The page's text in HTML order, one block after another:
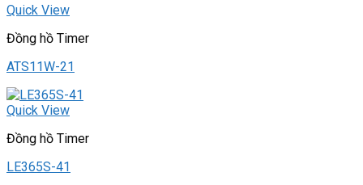
Quick View
Đồng hồ Timer
ATS11W-21
Quick View
Đồng hồ Timer
LE365S-41